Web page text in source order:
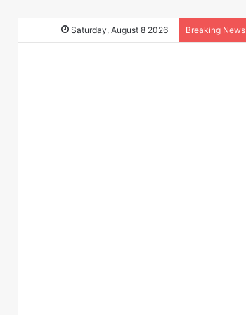
Saturday, August 8 2026 Breaking News